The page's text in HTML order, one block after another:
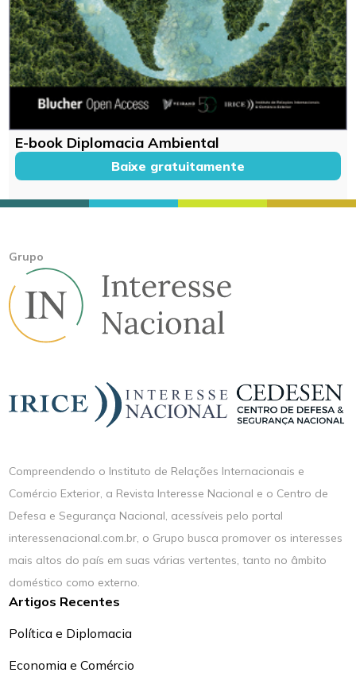
E-book Diplomacia Ambiental
Baixe gratuitamente
Grupo
Compreendendo o Instituto de Relações Internacionais e
Comércio Exterior, a Revista Interesse Nacional e o Centro de
Defesa e Segurança Nacional, acessíveis pelo portal
interessenacional.com.br, o Grupo busca promover os interesses
mais altos do país em suas várias vertentes, tanto no âmbito
doméstico como externo.
Artigos Recentes
Política e Diplomacia
Economia e Comércio